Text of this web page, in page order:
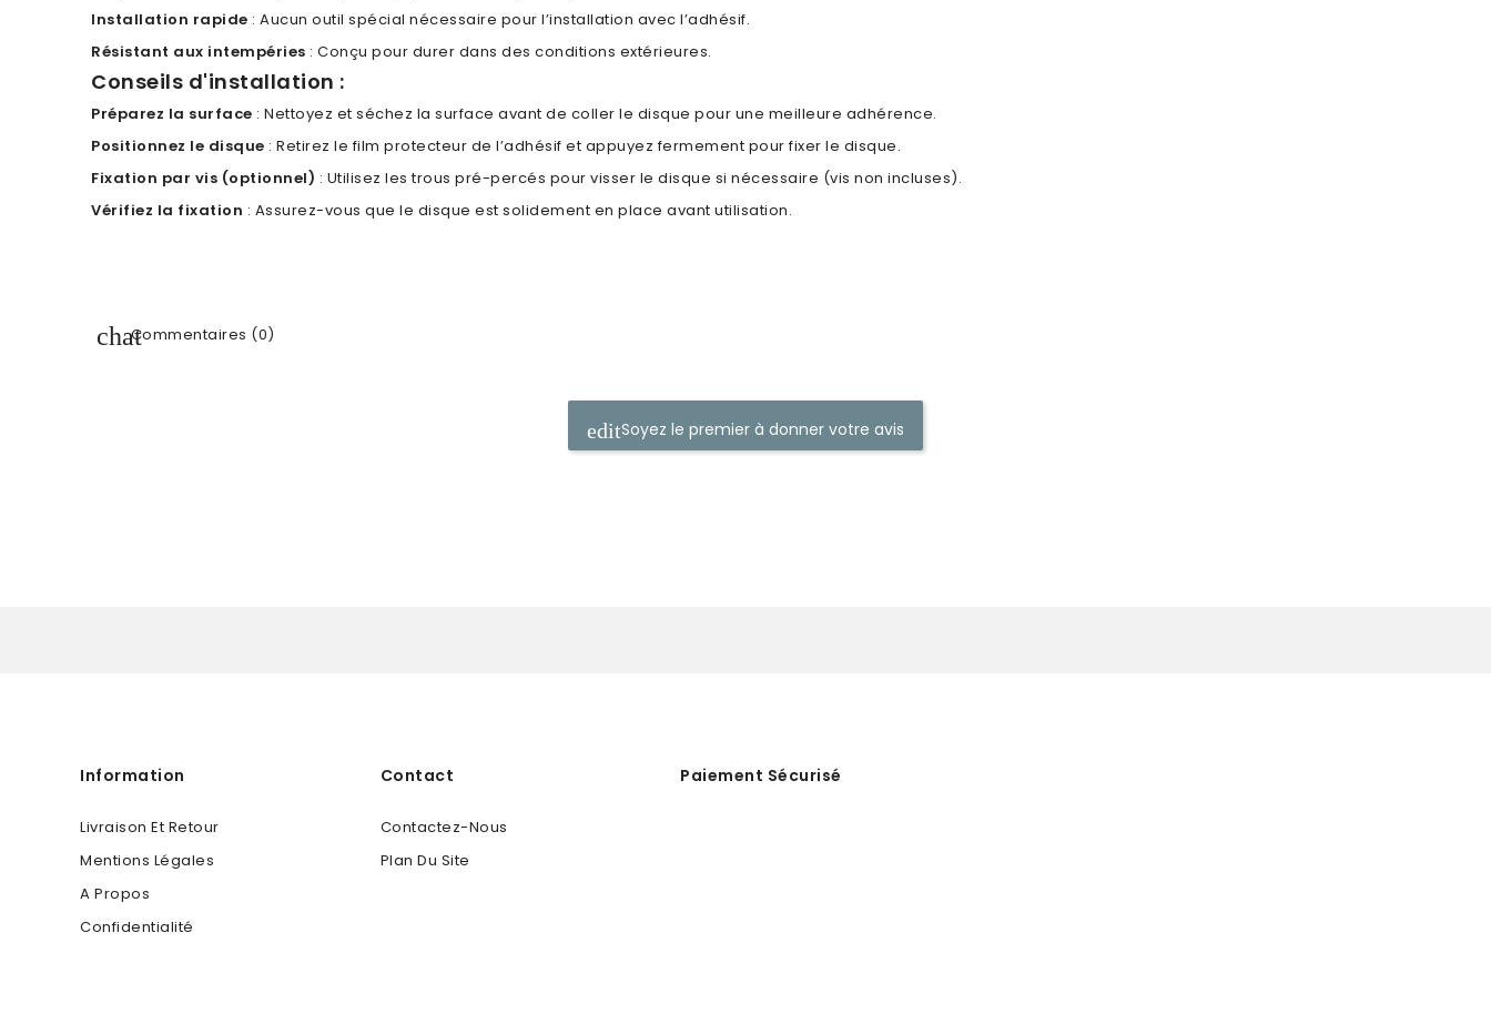
Installation rapide : Aucun outil spécial nécessaire pour l’installation avec l’adhésif.
Résistant aux intempéries : Conçu pour durer dans des conditions extérieures.
Conseils d'installation :
Préparez la surface : Nettoyez et séchez la surface avant de coller le disque pour une meilleure adhérence.
Positionnez le disque : Retirez le film protecteur de l’adhésif et appuyez fermement pour fixer le disque.
Fixation par vis (optionnel) : Utilisez les trous pré-percés pour visser le disque si nécessaire (vis non incluses).
Vérifiez la fixation : Assurez-vous que le disque est solidement en place avant utilisation.
Commentaires (0)
Soyez le premier à donner votre avis
Information
Livraison Et Retour
Mentions Légales
A Propos
Confidentialité
Contact
Contactez-Nous
Plan Du Site
Paiement Sécurisé